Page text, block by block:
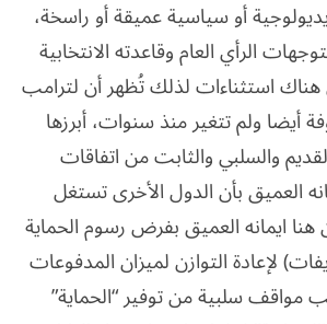
أو سياسية عميقة أو راسخة،
الرأي العام وقاعدته الانتخابية
استثناءات لذلك تُظهر أن لترامب
أيضا ولم تتغير منذ سنوات، أبرزها
والسلبي والثابت من اتفاقات
العميق بأن الدول الأخرى تستغل
هنا ايمانه العميق بفرض رسوم الحماية
لإعادة التوازن لميزان المدفوعات
مواقف سلبية من توفير “الحماية”